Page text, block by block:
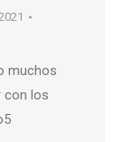
muchos
con los